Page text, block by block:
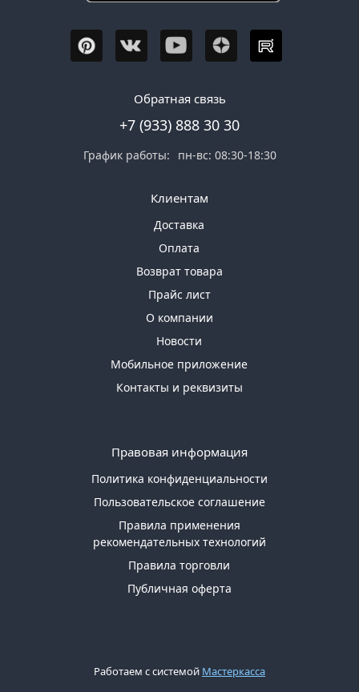
Обратная связь
+7 (933) 888 30 30
График работы: пн-вс: 08:30-18:30
Клиентам
Доставка
Оплата
Возврат товара
Прайс лист
О компании
Новости
Мобильное приложение
Контакты и реквизиты
Правовая информация
Политика конфиденциальности
Пользовательское соглашение
Правила применения
рекомендательных технологий
Правила торговли
Публичная оферта
Работаем с системой Мастеркасса